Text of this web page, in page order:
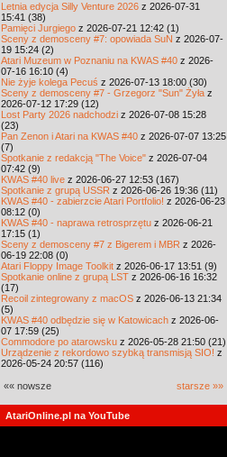
Letnia edycja Silly Venture 2026 z 2026-07-31
15:41 (38)
Pamięci Jurgiego z 2026-07-21 12:42 (1)
Sceny z demosceny #7: opowiada SuN z 2026-07-
19 15:24 (2)
Atari Muzeum w Poznaniu na KWAS #40 z 2026-
07-16 16:10 (4)
Nie żyje kolega Pecuś z 2026-07-13 18:00 (30)
Sceny z demosceny #7 - Grzegorz "Sun" Żyła z
2026-07-12 17:29 (12)
Lost Party 2026 nadchodzi z 2026-07-08 15:28
(23)
Pan Zenon i Atari na KWAS #40 z 2026-07-07 13:25
(7)
Spotkanie z redakcją "The Voice" z 2026-07-04
07:42 (9)
KWAS #40 live z 2026-06-27 12:53 (167)
Spotkanie z grupą USSR z 2026-06-26 19:36 (11)
KWAS #40 - zabierzcie Atari Portfolio! z 2026-06-23
08:12 (0)
KWAS #40 - naprawa retrosprzętu z 2026-06-21
17:15 (1)
Sceny z demosceny #7 z Bigerem i MBR z 2026-
06-19 22:08 (0)
Atari Floppy Image Toolkit z 2026-06-17 13:51 (9)
Spotkanie online z grupą LST z 2026-06-16 16:32
(17)
Recoil zintegrowany z macOS z 2026-06-13 21:34
(5)
KWAS #40 odbędzie się w Katowicach z 2026-06-
07 17:59 (25)
Commodore po atarowsku z 2026-05-28 21:50 (21)
Urządzenie z rekordowo szybką transmisją SIO! z
2026-05-24 20:57 (116)
«« nowsze starsze »»
AtariOnline.pl na YouTube